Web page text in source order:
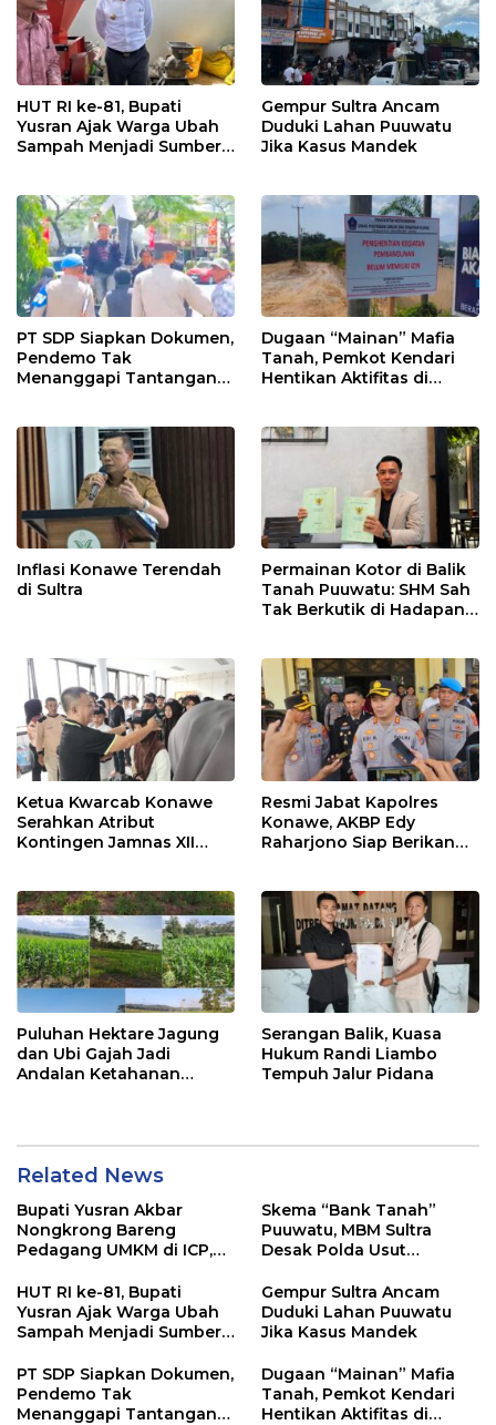
HUT RI ke-81, Bupati
Yusran Ajak Warga Ubah
Sampah Menjadi Sumber
Gempur Sultra Ancam
Duduki Lahan Puuwatu
Jika Kasus Mandek
PT SDP Siapkan Dokumen,
Pendemo Tak
Menanggapi Tantangan
Dugaan “Mainan” Mafia
Tanah, Pemkot Kendari
Hentikan Aktifitas di
Inflasi Konawe Terendah
di Sultra
Permainan Kotor di Balik
Tanah Puuwatu: SHM Sah
Tak Berkutik di Hadapan
Ketua Kwarcab Konawe
Serahkan Atribut
Kontingen Jamnas XII
Resmi Jabat Kapolres
Konawe, AKBP Edy
Raharjono Siap Berikan
Puluhan Hektare Jagung
dan Ubi Gajah Jadi
Andalan Ketahanan
Serangan Balik, Kuasa
Hukum Randi Liambo
Tempuh Jalur Pidana
Related News
Bupati Yusran Akbar
Nongkrong Bareng
Pedagang UMKM di ICP,
Hidupkan Ekonomi
Kerakyatan
Skema “Bank Tanah”
Puuwatu, MBM Sultra
Desak Polda Usut
Kadin
HUT RI ke-81, Bupati
Yusran Ajak Warga Ubah
Sampah Menjadi Sumber
Gempur Sultra Ancam
Duduki Lahan Puuwatu
Jika Kasus Mandek
PT SDP Siapkan Dokumen,
Pendemo Tak
Menanggapi Tantangan
Dugaan “Mainan” Mafia
Tanah, Pemkot Kendari
Hentikan Aktifitas di